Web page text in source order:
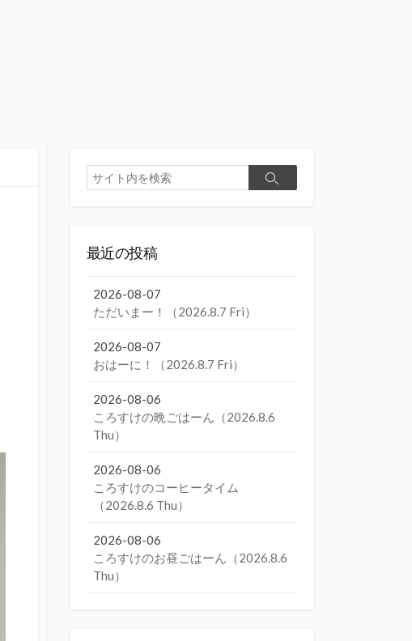
検
索
検
最近の投稿
2026-08-07
ただいまー！（2026.8.7 Fri）
2026-08-07
おはーに！（2026.8.7 Fri）
2026-08-06
ころすけの晩ごはーん（2026.8.6
Thu）
2026-08-06
ころすけのコーヒータイム
（2026.8.6 Thu）
2026-08-06
ころすけのお昼ごはーん（2026.8.6
Thu）